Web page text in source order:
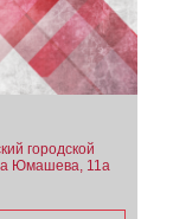
городской
Юмашева, 11а